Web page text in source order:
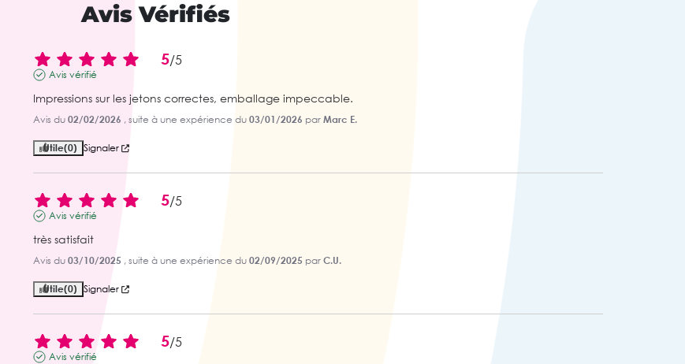
Avis Vérifiés
5/5
Avis vérifié
Impressions sur les jetons correctes, emballage impeccable.
Avis du 02/02/2026 , suite à une expérience du 03/01/2026 par Marc E.
Utile(0) Signaler
5/5
Avis vérifié
très satisfait
Avis du 03/10/2025 , suite à une expérience du 02/09/2025 par C.U.
Utile(0) Signaler
5/5
Avis vérifié